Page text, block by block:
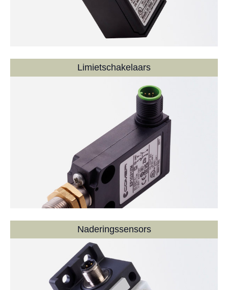
Limietschakelaars
Naderingssensors